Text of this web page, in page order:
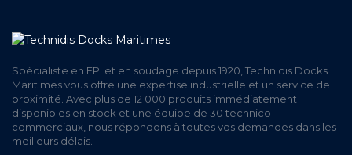
Spécialiste en EPI et en soudage depuis 1920, Technidis Docks
Maritimes vous offre une expertise industrielle et un service de
proximité. Avec plus de 12 000 produits immédiatement
disponibles en stock et une équipe de 30 technico-
commerciaux, nous répondons à toutes vos demandes dans les
meilleurs délais.